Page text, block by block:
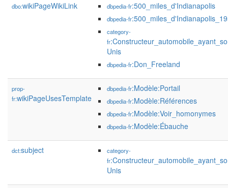
dbo:wikiPageWikiLink dbpedia-fr:500_miles_d'Indianapolis
dbpedia-fr
category-
fr
Unis
dbpedia-fr:Don_Freeland
prop-
fr:wikiPageUsesTemplate
dbpedia-fr:Modèle:Portail
dbpedia-fr:Modèle:Références
dbpedia-fr:Modèle:Voir_homonymes
dbpedia-fr:Modèle:Ébauche
dct:subject
category-
fr
Unis